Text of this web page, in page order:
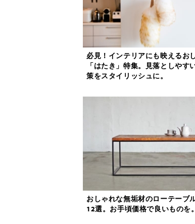
必見！インテリアにも映えるお
「はたき」特集。見落としやす
策をスタイリッシュに。
おしゃれな無垢材のローテーブ
12選。お手頃価格で良いものを。